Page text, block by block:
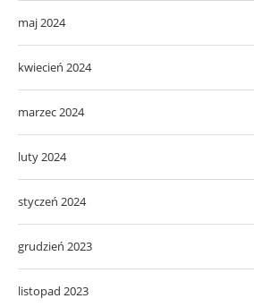
maj 2024
kwiecień 2024
marzec 2024
luty 2024
styczeń 2024
grudzień 2023
listopad 2023